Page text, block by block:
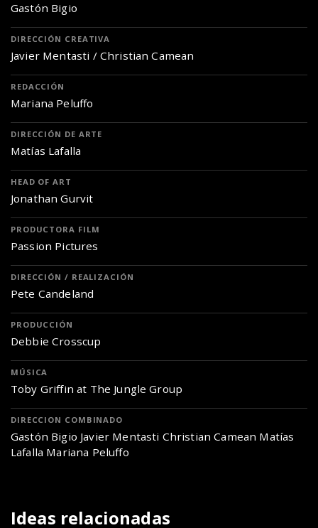
Gastón Bigio
DIRECCIÓN CREATIVA
Javier Mentasti / Christian Camean
REDACCIÓN
Mariana Peluffo
DIRECCIÓN DE ARTE
Matías Lafalla
HEAD OF ART
Jonathan Gurvit
PRODUCTORA FILM
Passion Pictures
DIRECCIÓN / REALIZACIÓN
Pete Candeland
PRODUCCIÓN
Debbie Crosscup
MÚSICA
Toby Griffin at The Jungle Group
DIRECCION COMBINADO
Gastón Bigio Javier Mentasti Christian Camean Matías
Lafalla Mariana Peluffo
Ideas relacionadas